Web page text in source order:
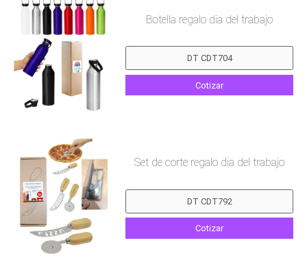
Botella regalo dia del trabajo
Cotizar
Set de corte regalo dia del trabajo
Cotizar